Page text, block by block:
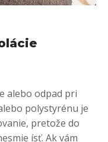
alebo odpad pri
polystyrénu je
pretože do
ísť. Ak vám